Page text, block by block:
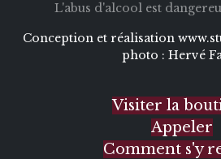
L'abus d'alcool est
Conception et réalisation
photo : Hervé
Visiter la
Appeler
Comment s'y